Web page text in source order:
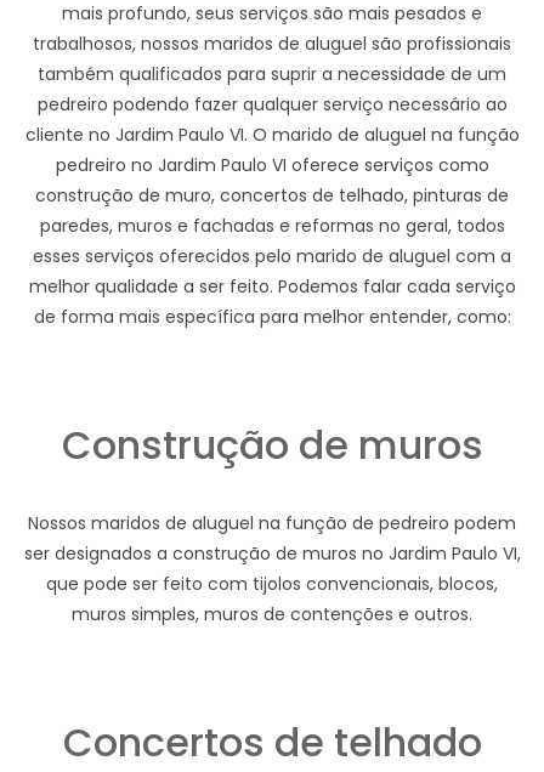
mais profundo, seus serviços são mais pesados e
trabalhosos, nossos maridos de aluguel são profissionais
também qualificados para suprir a necessidade de um
pedreiro podendo fazer qualquer serviço necessário ao
cliente no Jardim Paulo VI. O marido de aluguel na função
pedreiro no Jardim Paulo VI oferece serviços como
construção de muro, concertos de telhado, pinturas de
paredes, muros e fachadas e reformas no geral, todos
esses serviços oferecidos pelo marido de aluguel com a
melhor qualidade a ser feito. Podemos falar cada serviço
de forma mais específica para melhor entender, como:
Construção de muros
Nossos maridos de aluguel na função de pedreiro podem
ser designados a construção de muros no Jardim Paulo VI,
que pode ser feito com tijolos convencionais, blocos,
muros simples, muros de contenções e outros.
Concertos de telhado